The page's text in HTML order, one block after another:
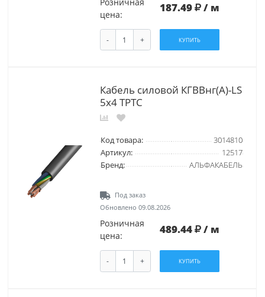
цена:
187.49 / м
- + КУПИТЬ
Кабель силовой КГВВнг(А)-LS
5х4 ТРТС
Код товара:
3014810
Артикул:
12517
Бренд:
АЛЬФАКАБЕЛЬ
Под заказ
Обновлено 09.08.2026
Розничная
цена:
489.44 / м
- + КУПИТЬ